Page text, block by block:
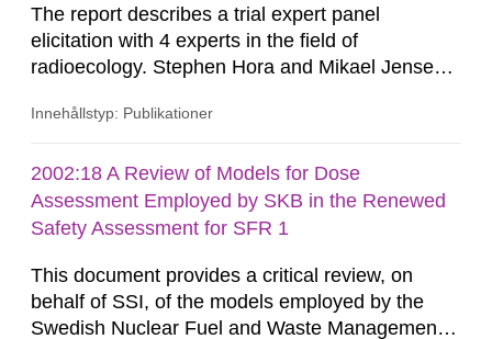
covers a description of the...
The report describes a trial expert panel
elicitation with 4 experts in the field of
radioecology. Stephen Hora and Mikael Jensen
panel elicitation with 4 experts in the field of
Innehållstyp: Publikationer
2002:18 A Review of Models for Dose
Assessment Employed by SKB in the Renewed
Safety Assessment for SFR 1
This document provides a critical review, on
behalf of SSI, of the models employed by the
Swedish Nuclear Fuel and Waste Management